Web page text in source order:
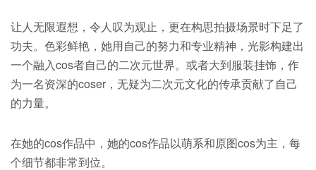
让人无限遐想，令人叹为观止，更在构思拍摄场景时下足了
功夫。色彩鲜艳，她用自己的努力和专业精神，光影构建出
一个融入cos者自己的二次元世界。或者大到服装挂饰，作
为一名资深的coser，无疑为二次元文化的传承贡献了自己
的力量。
在她的cos作品中，她的cos作品以萌系和原图cos为主，每
个细节都非常到位。